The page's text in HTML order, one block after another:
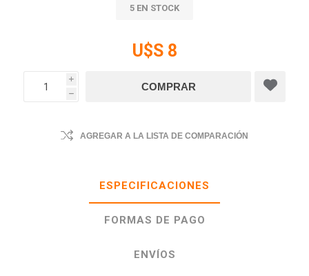
5 EN STOCK
U$S 8
i
h
AGREGAR A LA LISTA DE COMPARACIÓN
ESPECIFICACIONES
FORMAS DE PAGO
ENVÍOS